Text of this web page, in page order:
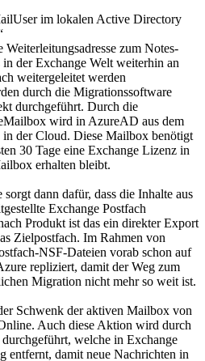
im lokalen Active Directory
Weiterleitungsadresse zum Notes-
in der Exchange Welt weiterhin an
weitergeleitet werden
durch die Migrationssoftware
durchgeführt. Durch die
wird in AzureAD aus dem
der Cloud. Diese Mailbox benötigt
30 Tage eine Exchange Lizenz in
erhalten bleibt.
dann dafür, dass die Inhalte aus
Exchange Postfach
Produkt ist das ein direkter Export
Zielpostfach. Im Rahmen von
NSF-Dateien vorab schon auf
repliziert, damit der Weg zum
Migration nicht mehr so weit ist.
Schwenk der aktiven Mailbox von
Auch diese Aktion wird durch
welche in Exchange
entfernt, damit neue Nachrichten in